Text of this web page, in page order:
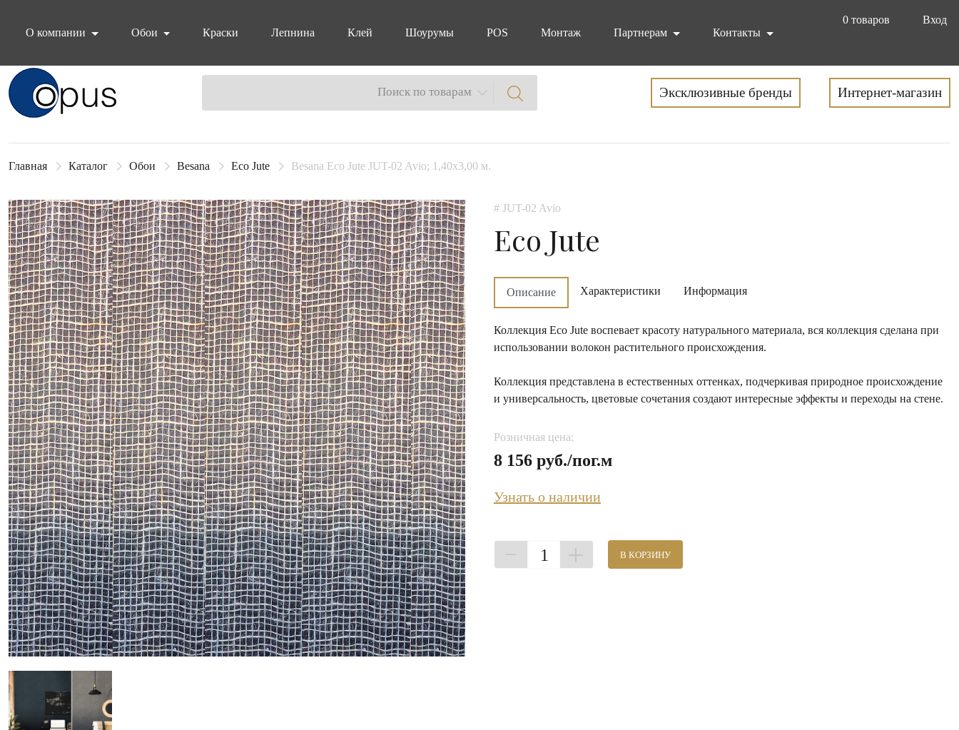
0 товаров
Вход
О компании
Обои Краски Лепнина Клей Шоурумы POS Монтаж Партнерам Контакты
Блок поиска Поиск по товарам Эксклюзивные бренды Интернет-магазин
Главная Каталог Обои Besana Eco Jute Besana Eco Jute JUT-02 Avio; 1,40x3,00 м.
# JUT-02 Avio
Eco Jute
Описание Характеристики Информация
Коллекция Eco Jute воспевает красоту натурального материала, вся коллекция сделана при
использовании волокон растительного происхождения.
Коллекция представлена в естественных оттенках, подчеркивая природное происхождение
и универсальность, цветовые сочетания создают интересные эффекты и переходы на стене.
Розничная цена:
8 156 руб./пог.м
Узнать о наличии
1 В КОРЗИНУ